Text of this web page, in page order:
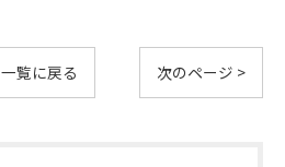
一覧に戻る 次のページ >